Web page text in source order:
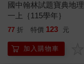
國中翰林試題寶典地理
一上｛115學年｝
77 折 特價 123 元
加入購物車